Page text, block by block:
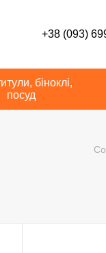
+38 (093)
біноклі,
посуд